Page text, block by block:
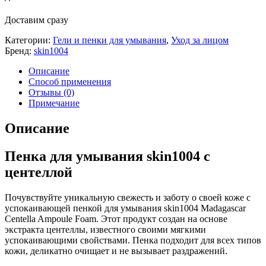
Доставим сразу
Категории: Гели и пенки для умывания, Уход за лицом
Бренд: skin1004
Описание
Способ применения
Отзывы (0)
Примечание
Описание
Пенка для умывания skin1004 с
центеллой
Почувствуйте уникальную свежесть и заботу о своей коже с
успокаивающей пенкой для умывания skin1004 Madagascar
Centella Ampoule Foam. Этот продукт создан на основе
экстракта центеллы, известного своими мягкими
успокаивающими свойствами. Пенка подходит для всех типов
кожи, деликатно очищает и не вызывает раздражений.